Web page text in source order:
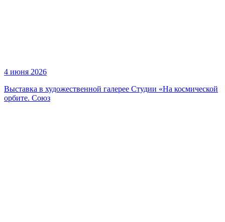
4 июня 2026
Выставка в художественной галерее Студии «На космической
орбите. Союз